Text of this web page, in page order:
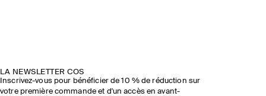
LA NEWSLETTER COS
Inscrivez-vous pour bénéficier de 10 % de réduction sur
votre première commande et d'un accès en avant-